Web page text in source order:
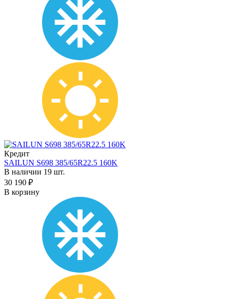
Кредит
SAILUN S698 385/65R22.5 160K
В наличии 19 шт.
30 190 ₽
В корзину